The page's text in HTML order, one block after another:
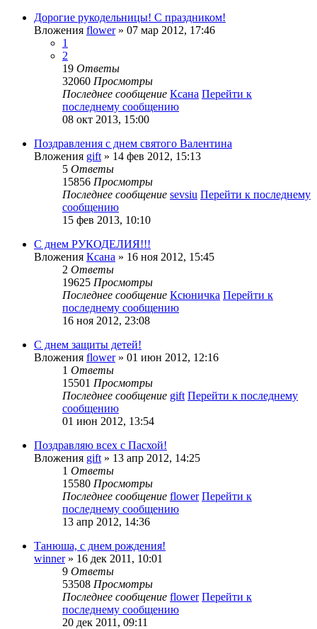
Дорогие рукодельницы! С праздником!
Вложения flower» 07 мар 2012, 17:46
1
2
19 Ответы
32060 Просмотры
Последнее сообщение Ксана Перейти к
последнему сообщению
08 окт 2013, 15:00
Поздравления с днем святого Валентина
Вложения gift » 14 фев 2012, 15:13
5 Ответы
15856 Просмотры
Последнее сообщение sevsiu Перейти к последнему
сообщению
15 фев 2013, 10:10
С днем РУКОДЕЛИЯ!!!
Вложения Ксана » 16 ноя 2012, 15:45
2 Ответы
19625 Просмотры
Последнее сообщение Ксюничка Перейти к
последнему сообщению
16 ноя 2012, 23:08
С днем защиты детей!
Вложения flower» 01 июн 2012, 12:16
1 Ответы
15501 Просмотры
Последнее сообщение gift Перейти к последнему
сообщению
01 июн 2012, 13:54
Поздравляю всех с Пасхой!
Вложения gift » 13 апр 2012, 14:25
1 Ответы
15580 Просмотры
Последнее сообщение flower Перейти к
последнему сообщению
13 апр 2012, 14:36
Танюша, с днем рождения!
winner» 16 дек 2011, 10:01
9 Ответы
53508 Просмотры
Последнее сообщение flower Перейти к
последнему сообщению
20 дек 2011, 09:11